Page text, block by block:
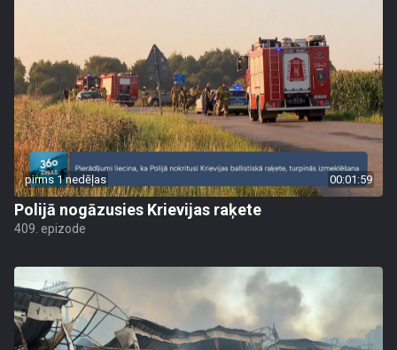
pirms 1 nedēļas 00:01:59
Polijā nogāzusies Krievijas raķete
409. epizode